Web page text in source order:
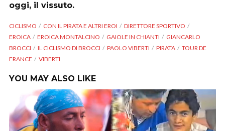
oggi, il vissuto.
CICLISMO CON IL PIRATA E ALTRI EROI
DIRETTORE SPORTIVO
EROICA
EROICA MONTALCINO GAIOLE IN CHIANTI
GIANCARLO
BROCCI
IL CICLISMO DI BROCCI PAOLO VIBERTI PIRATA
TOUR DE
FRANCE
VIBERTI
YOU MAY ALSO LIKE